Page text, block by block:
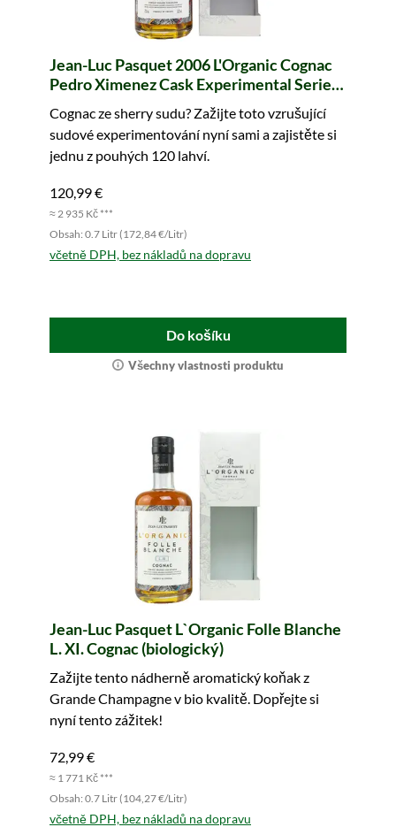
Jean-Luc Pasquet 2006 L'Organic Cognac
Pedro Ximenez Cask Experimental Series
Cognac ze sherry sudu? Zažijte toto vzrušující
sudové experimentování nyní sami a zajistěte si
jednu z pouhých 120 lahví.
120,99 €
≈ 2 935 Kč ***
Obsah: 0.7 Litr (172,84 €/Litr)
včetně DPH, bez nákladů na dopravu
Do košíku
Všechny vlastnosti produktu
Jean-Luc Pasquet L`Organic Folle Blanche
L. XI. Cognac (biologický)
Zažijte tento nádherně aromatický koňak z
Grande Champagne v bio kvalitě. Dopřejte si
nyní tento zážitek!
72,99 €
≈ 1 771 Kč ***
Obsah: 0.7 Litr (104,27 €/Litr)
včetně DPH, bez nákladů na dopravu